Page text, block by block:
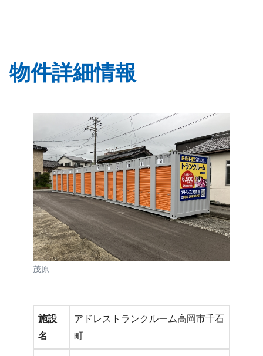
物件詳細情報
茂原
施設
名
アドレストランクルーム高岡市千石
町